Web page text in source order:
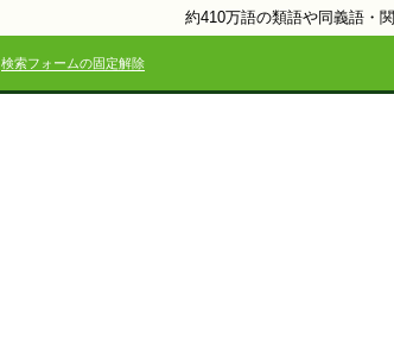
約410万語の類語や同義語・
検索フォームの固定解除